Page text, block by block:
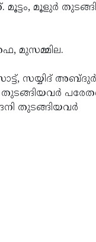
മൂട്ടം, മൂളുര്‍
മുസമ്മില.
സയ്യിദ് അബ്ദുര്‍
പരേതന്റെ
തുടങ്ങിയവര്‍